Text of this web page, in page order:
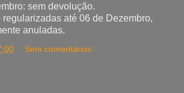
sem devolução.
até 06 de Dezembro,
anuladas.
Sem comentários: